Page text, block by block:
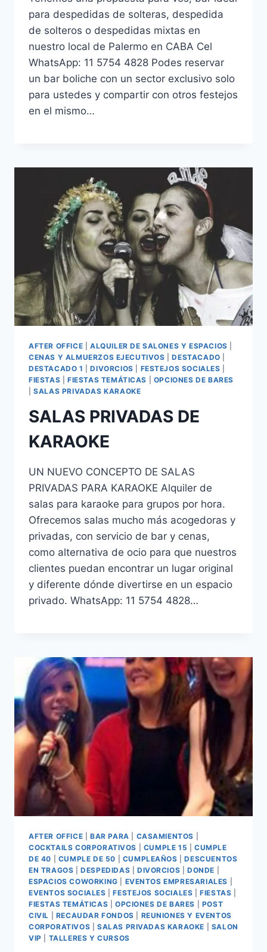
para despedidas de solteras, despedida
de solteros o despedidas mixtas en
nuestro local de Palermo en CABA Cel
WhatsApp: 11 5754 4828 Podes reservar
un bar boliche con un sector exclusivo solo
para ustedes y compartir con otros festejos
en el mismo…
AFTER OFFICE ALQUILER DE SALONES Y ESPACIOS
CENAS Y ALMUERZOS EJECUTIVOS |DESTACADO
DESTACADO 1
|DIVORCIOS FESTEJOS SOCIALES
FIESTAS
FIESTAS TEMÁTICAS
OPCIONES DE BARES
|SALAS PRIVADAS KARAOKE
SALAS PRIVADAS DE
KARAOKE
UN NUEVO CONCEPTO DE SALAS
PRIVADAS PARA KARAOKE Alquiler de
salas para karaoke para grupos por hora.
Ofrecemos salas mucho más acogedoras y
privadas, con servicio de bar y cenas,
como alternativa de ocio para que nuestros
clientes puedan encontrar un lugar original
y diferente dónde divertirse en un espacio
privado. WhatsApp: 11 5754 4828…
AFTER OFFICE BAR PARA CASAMIENTOS
COCKTAILS CORPORATIVOS
CUMPLE 15 |CUMPLE
DE 40
CUMPLE DE 50 CUMPLEAÑOS |DESCUENTOS
EN TRAGOS |DESPEDIDAS DIVORCIOS |DONDE
ESPACIOS COWORKING
EVENTOS EMPRESARIALES
EVENTOS SOCIALES |FESTEJOS SOCIALES |FIESTAS
FIESTAS TEMÁTICAS
OPCIONES DE BARES
POST
CIVIL
RECAUDAR FONDOS
REUNIONES Y EVENTOS
CORPORATIVOS
SALAS PRIVADAS KARAOKE
SALON
VIP
TALLERES Y CURSOS